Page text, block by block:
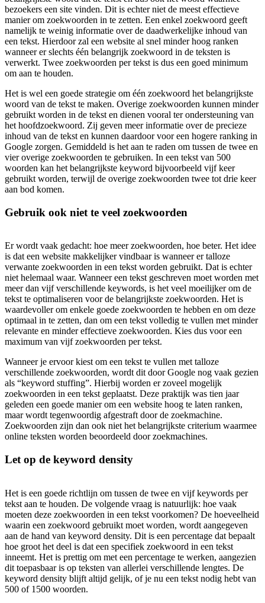
bezoekers een site vinden. Dit is echter niet de meest effectieve
manier om zoekwoorden in te zetten. Een enkel zoekwoord geeft
namelijk te weinig informatie over de daadwerkelijke inhoud van
een tekst. Hierdoor zal een website al snel minder hoog ranken
wanneer er slechts één belangrijk zoekwoord in de teksten is
verwerkt. Twee zoekwoorden per tekst is dus een goed minimum
om aan te houden.
Het is wel een goede strategie om één zoekwoord het belangrijkste
woord van de tekst te maken. Overige zoekwoorden kunnen minder
gebruikt worden in de tekst en dienen vooral ter ondersteuning van
het hoofdzoekwoord. Zij geven meer informatie over de precieze
inhoud van de tekst en kunnen daardoor voor een hogere ranking in
Google zorgen. Gemiddeld is het aan te raden om tussen de twee en
vier overige zoekwoorden te gebruiken. In een tekst van 500
woorden kan het belangrijkste keyword bijvoorbeeld vijf keer
gebruikt worden, terwijl de overige zoekwoorden twee tot drie keer
aan bod komen.
Gebruik ook niet te veel zoekwoorden
Er wordt vaak gedacht: hoe meer zoekwoorden, hoe beter. Het idee
is dat een website makkelijker vindbaar is wanneer er talloze
verwante zoekwoorden in een tekst worden gebruikt. Dat is echter
niet helemaal waar. Wanneer een tekst geschreven moet worden met
meer dan vijf verschillende keywords, is het veel moeilijker om de
tekst te optimaliseren voor de belangrijkste zoekwoorden. Het is
waardevoller om enkele goede zoekwoorden te hebben en om deze
optimaal in te zetten, dan om een tekst volledig te vullen met minder
relevante en minder effectieve zoekwoorden. Kies dus voor een
maximum van vijf zoekwoorden per tekst.
Wanneer je ervoor kiest om een tekst te vullen met talloze
verschillende zoekwoorden, wordt dit door Google nog vaak gezien
als “keyword stuffing”. Hierbij worden er zoveel mogelijk
zoekwoorden in een tekst geplaatst. Deze praktijk was tien jaar
geleden een goede manier om een website hoog te laten ranken,
maar wordt tegenwoordig afgestraft door de zoekmachine.
Zoekwoorden zijn dan ook niet het belangrijkste criterium waarmee
online teksten worden beoordeeld door zoekmachines.
Let op de keyword density
Het is een goede richtlijn om tussen de twee en vijf keywords per
tekst aan te houden. De volgende vraag is natuurlijk: hoe vaak
moeten deze zoekwoorden in een tekst voorkomen? De hoeveelheid
waarin een zoekwoord gebruikt moet worden, wordt aangegeven
aan de hand van keyword density. Dit is een percentage dat bepaalt
hoe groot het deel is dat een specifiek zoekwoord in een tekst
inneemt. Het is prettig om met een percentage te werken, aangezien
dit toepasbaar is op teksten van allerlei verschillende lengtes. De
keyword density blijft altijd gelijk, of je nu een tekst nodig hebt van
500 of 1500 woorden.